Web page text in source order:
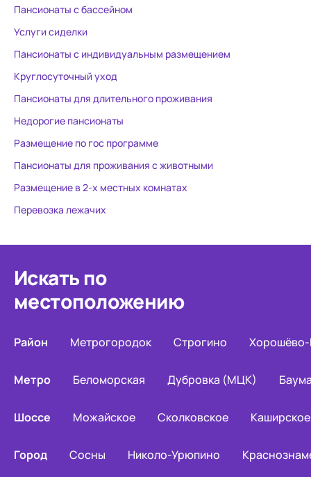
решении проблем. Спасибо всем!
Пансионаты с бассейном
Услуги сиделки
Пансионаты с индивидуальным размещением
Круглосуточный уход
Пансионаты для длительного проживания
Недорогие пансионаты
Размещение по гос программе
Пансионаты для проживания с животными
Размещение в 2-х местных комнатах
Перевозка лежачих
Искать по
местоположению
Район Метрогородок Строгино
Метро Беломорская Дубровка (МЦК)
Шоссе Можайское Сколковское Каширское
Город Сосны Николо-Урюпино